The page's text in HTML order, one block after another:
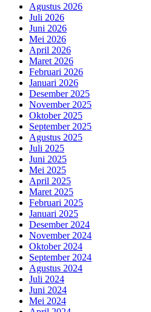
Agustus 2026
Juli 2026
Juni 2026
Mei 2026
April 2026
Maret 2026
Februari 2026
Januari 2026
Desember 2025
November 2025
Oktober 2025
September 2025
Agustus 2025
Juli 2025
Juni 2025
Mei 2025
April 2025
Maret 2025
Februari 2025
Januari 2025
Desember 2024
November 2024
Oktober 2024
September 2024
Agustus 2024
Juli 2024
Juni 2024
Mei 2024